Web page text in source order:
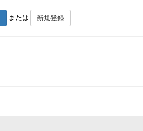
または 新規登録